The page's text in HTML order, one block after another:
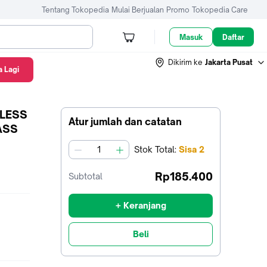
Tentang Tokopedia Mulai Berjualan Promo Tokopedia Care
Masuk Daftar
Dikirim ke Jakarta Pusat
Atur jumlah dan catatan
jumlah Stok Total: Sisa 2
Subtotal Rp185.400
+ Keranjang
Beli
Lagi